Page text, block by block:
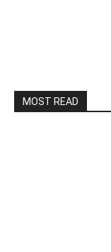
MOST READ